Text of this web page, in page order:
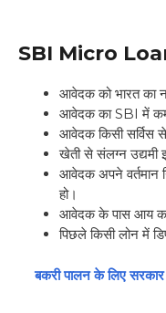
SBI Micro Loan
आवेदक को भारत का
आवेदक का SBI में कम
आवेदक किसी सर्विस
खेती से संलग्न उद्यमी
आवेदक अपने वर्तमान
हो।
आवेदक के पास आय का
पिछले किसी लोन में
बकरी पालन के लिए